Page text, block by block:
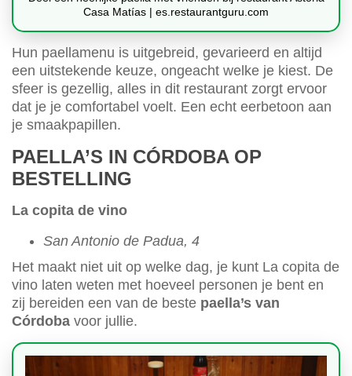
Casa Matías | es.restaurantguru.com
Hun paellamenu is uitgebreid, gevarieerd en altijd
een uitstekende keuze, ongeacht welke je kiest. De
sfeer is gezellig, alles in dit restaurant zorgt ervoor
dat je je comfortabel voelt. Een echt eerbetoon aan
je smaakpapillen.
PAELLA’S IN CÓRDOBA OP
BESTELLING
La copita de vino
San Antonio de Padua, 4
Het maakt niet uit op welke dag, je kunt La copita de
vino laten weten met hoeveel personen je bent en
zij bereiden een van de beste paella’s van
Córdoba voor jullie.